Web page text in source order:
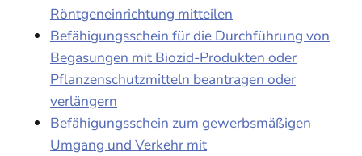
Röntgeneinrichtung mitteilen
Befähigungsschein für die Durchführung von
Begasungen mit Biozid-Produkten oder
Pflanzenschutzmitteln beantragen oder
verlängern
Befähigungsschein zum gewerbsmäßigen
Umgang und Verkehr mit